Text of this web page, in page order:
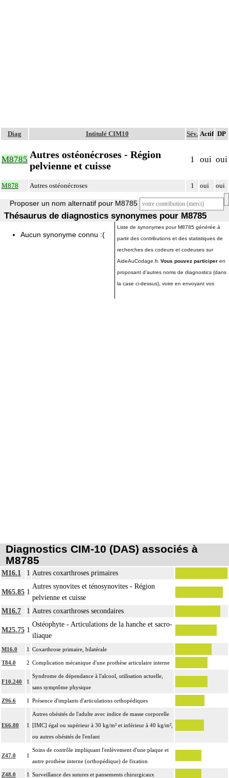
Diag Intitulé CIM10 Sév. Actif DP
M8785 Autres ostéonécroses - Région
pelvienne et cuisse
1 oui oui
M878 Autres ostéonécroses 1 oui oui
Proposer un nom alternatif pour M8785
Thésaurus de diagnostics synonymes pour M8785
Aucun synonyme connu :(
Liste de synonymes pour M8785 générée à
partir des contributions et des statistiques de
recherches des codeurs et codeuses sur
AideAuCodage.fr. Vous pouvez participer en
proposant d'autres noms de diagnostics (dans
la case ci-dessus), voire en envoyant vos
Diagnostics CIM-10 (DAS) associés à
M8785
M16.1 1 Autres coxarthroses primaires
M65.85 1
Autres synovites et ténosynovites - Région
pelvienne et cuisse
M16.7
1 Autres coxarthroses secondaires
M25.75 1
Ostéophyte - Articulations de la hanche et sacro-
iliaque
M16.0 1 Coxarthrose primaire, bilatérale
T84.0 2 Complication mécanique d'une prothèse articulaire interne
F10.240 1
Syndrome de dépendance à l'alcool, utilisation actuelle,
sans symptôme physique
Z96.6 1 Présence d'implants d'articulations orthopédiques
E66.80 1
Autres obésités de l'adulte avec indice de masse corporelle
[IMC] égal ou supérieur à 30 kg/m² et inférieur à 40 kg/m²,
ou autres obésités de l'enfant
Z47.0 1
Soins de contrôle impliquant l'enlèvement d'une plaque et
autre prothèse interne (orthopédique) de fixation
Z48.0 1 Surveillance des sutures et pansements chirurgicaux